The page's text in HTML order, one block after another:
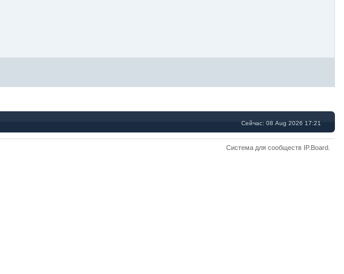
Сейчас: 08 Aug 2026 17:21
Система для сообществ IP.Board